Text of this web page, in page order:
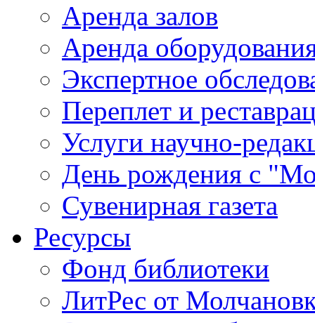
Аренда залов
Аренда
Экспертное
Переплет и
Услуги научно-
День рождения с
Сувенирная газета
Ресурсы
Фонд библиотеки
ЛитРес от